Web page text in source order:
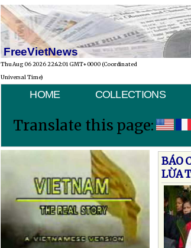
FreeVietNews
Thu Aug 06 2026 22:42:01 GMT+0000 (Coordinated
Universal Time)
HOME COLLECTIONS
Translate this page:
BÁO
LỪA